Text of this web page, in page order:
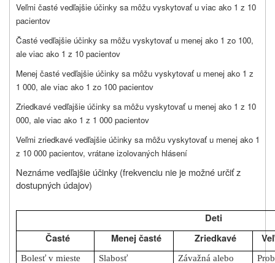
Veľmi časté vedľajšie účinky sa môžu vyskytovať u viac ako 1 z 10
pacientov
Časté vedľajšie účinky sa môžu vyskytovať u menej ako 1 zo 100,
ale viac ako 1 z 10 pacientov
Menej časté vedľajšie účinky sa môžu vyskytovať u menej ako 1 z
1 000, ale viac ako 1 zo 100 pacientov
Zriedkavé vedľajšie účinky sa môžu vyskytovať u menej ako 1 z 10
000, ale viac ako 1 z 1 000 pacientov
Veľmi zriedkavé vedľajšie účinky sa môžu vyskytovať u menej ako 1
z 10 000 pacientov, vrátane izolovaných hlásení
Neznáme vedľajšie účinky (frekvenciu nie je možné určiť z
dostupných údajov)
Deti
Časté
Menej časté Zriedkavé
Bolesť v mieste
Slabosť
Závažná alebo